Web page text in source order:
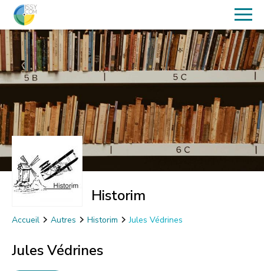
Historim
Accueil Autres Historim Jules Védrines
Jules Védrines